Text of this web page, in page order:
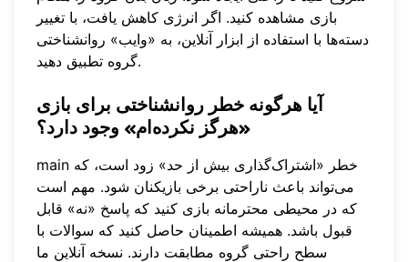
بازی مشاهده کنید. اگر انرژی کاهش یافت، با تغییر
دسته‌ها با استفاده از ابزار آنلاین، به «وايب» روانشناختی
گروه تطبیق دهید.
آیا هرگونه خطر روانشناختی برای بازی
«هرگز نکرده‌ام» وجود دارد؟
main خطر «اشتراک‌گذاری بیش از حد» زود است، که
می‌تواند باعث ناراحتی برخی بازیکنان شود. مهم است
که در محیطی محترمانه بازی کنید که پاسخ «نه» قابل
قبول باشد. همیشه اطمینان حاصل کنید که سوالات با
سطح راحتی گروه مطابقت دارند. نسخه آنلاین ما